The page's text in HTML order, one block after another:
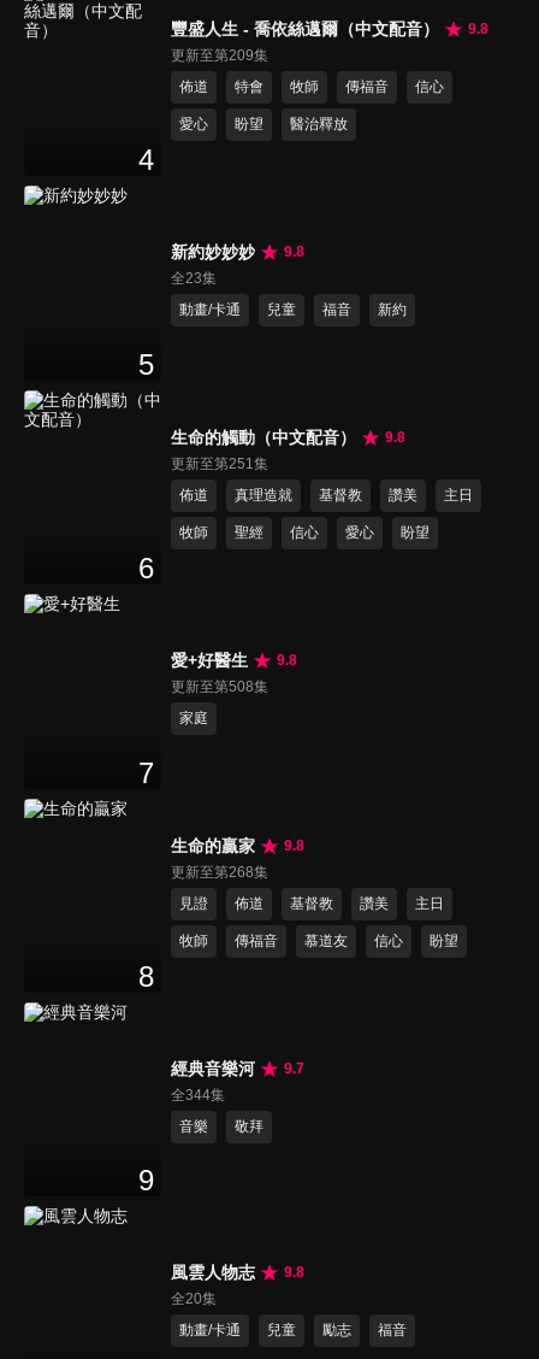
4
豐盛人生 - 喬依絲邁爾（中文配音）
9.8
更新至第209集
佈道
特會 牧師 傳福音 信心
愛心 盼望 醫治釋放
5
新約妙妙妙
9.8
全23集
動畫/卡通
兒童 福音 新約
6
生命的觸動（中文配音）
9.8
更新至第251集
佈道
真理造就 基督教 讚美 主日
牧師 聖經 信心 愛心 盼望
7
愛+好醫生
9.8
更新至第508集
家庭
8
生命的贏家
9.8
更新至第268集
見證
佈道 基督教 讚美 主日
牧師 傳福音 慕道友 信心 盼望
9
經典音樂河
9.7
全344集
音樂
敬拜
風雲人物志
9.8
全20集
動畫/卡通
兒童 勵志 福音